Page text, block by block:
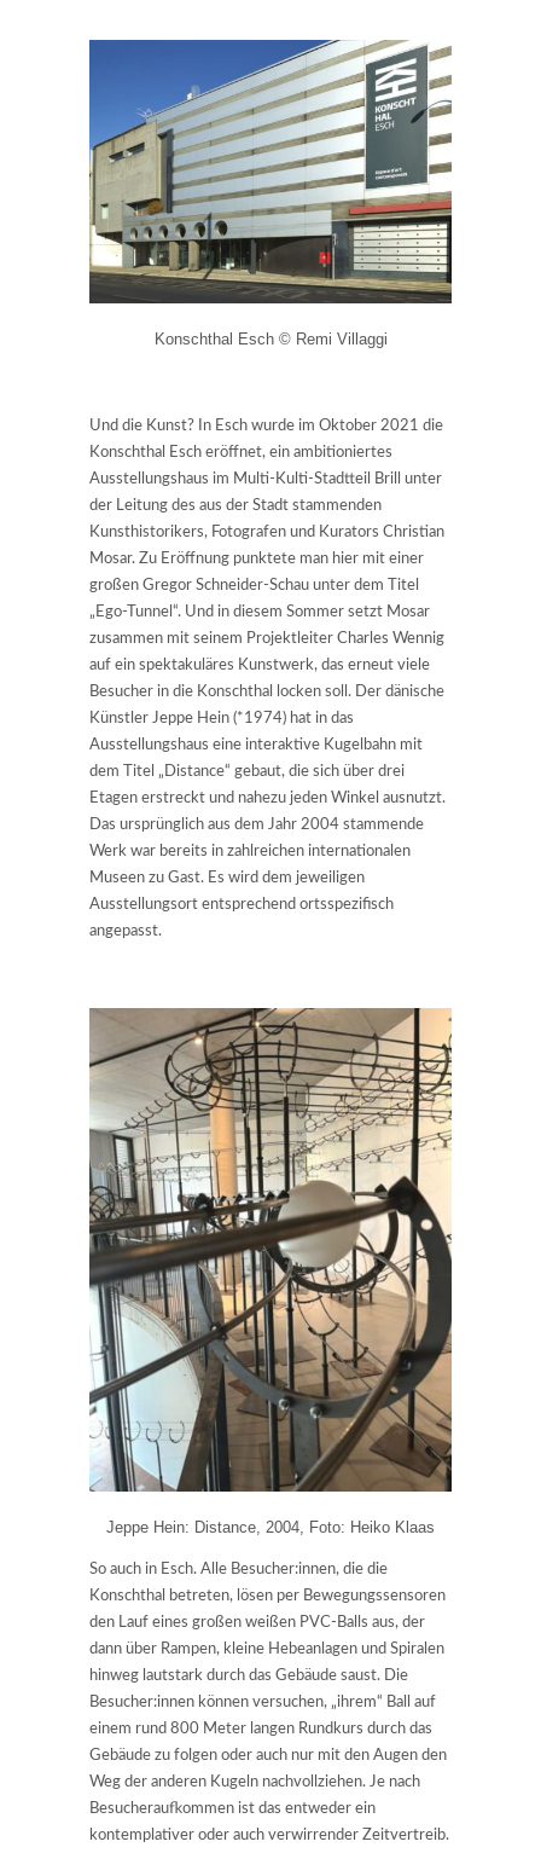
Konschthal Esch © Remi Villaggi
Und die Kunst? In Esch wurde im Oktober 2021 die
Konschthal Esch eröffnet, ein ambitioniertes
Ausstellungshaus im Multi-Kulti-Stadtteil Brill unter
der Leitung des aus der Stadt stammenden
Kunsthistorikers, Fotografen und Kurators Christian
Mosar. Zu Eröffnung punktete man hier mit einer
großen Gregor Schneider-Schau unter dem Titel
„Ego-Tunnel“. Und in diesem Sommer setzt Mosar
zusammen mit seinem Projektleiter Charles Wennig
auf ein spektakuläres Kunstwerk, das erneut viele
Besucher in die Konschthal locken soll. Der dänische
Künstler Jeppe Hein (*1974) hat in das
Ausstellungshaus eine interaktive Kugelbahn mit
dem Titel „Distance“ gebaut, die sich über drei
Etagen erstreckt und nahezu jeden Winkel ausnutzt.
Das ursprünglich aus dem Jahr 2004 stammende
Werk war bereits in zahlreichen internationalen
Museen zu Gast. Es wird dem jeweiligen
Ausstellungsort entsprechend ortsspezifisch
angepasst.
Jeppe Hein: Distance, 2004, Foto: Heiko Klaas
So auch in Esch. Alle Besucher:innen, die die
Konschthal betreten, lösen per Bewegungssensoren
den Lauf eines großen weißen PVC-Balls aus, der
dann über Rampen, kleine Hebeanlagen und Spiralen
hinweg lautstark durch das Gebäude saust. Die
Besucher:innen können versuchen, „ihrem“ Ball auf
einem rund 800 Meter langen Rundkurs durch das
Gebäude zu folgen oder auch nur mit den Augen den
Weg der anderen Kugeln nachvollziehen. Je nach
Besucheraufkommen ist das entweder ein
kontemplativer oder auch verwirrender Zeitvertreib.